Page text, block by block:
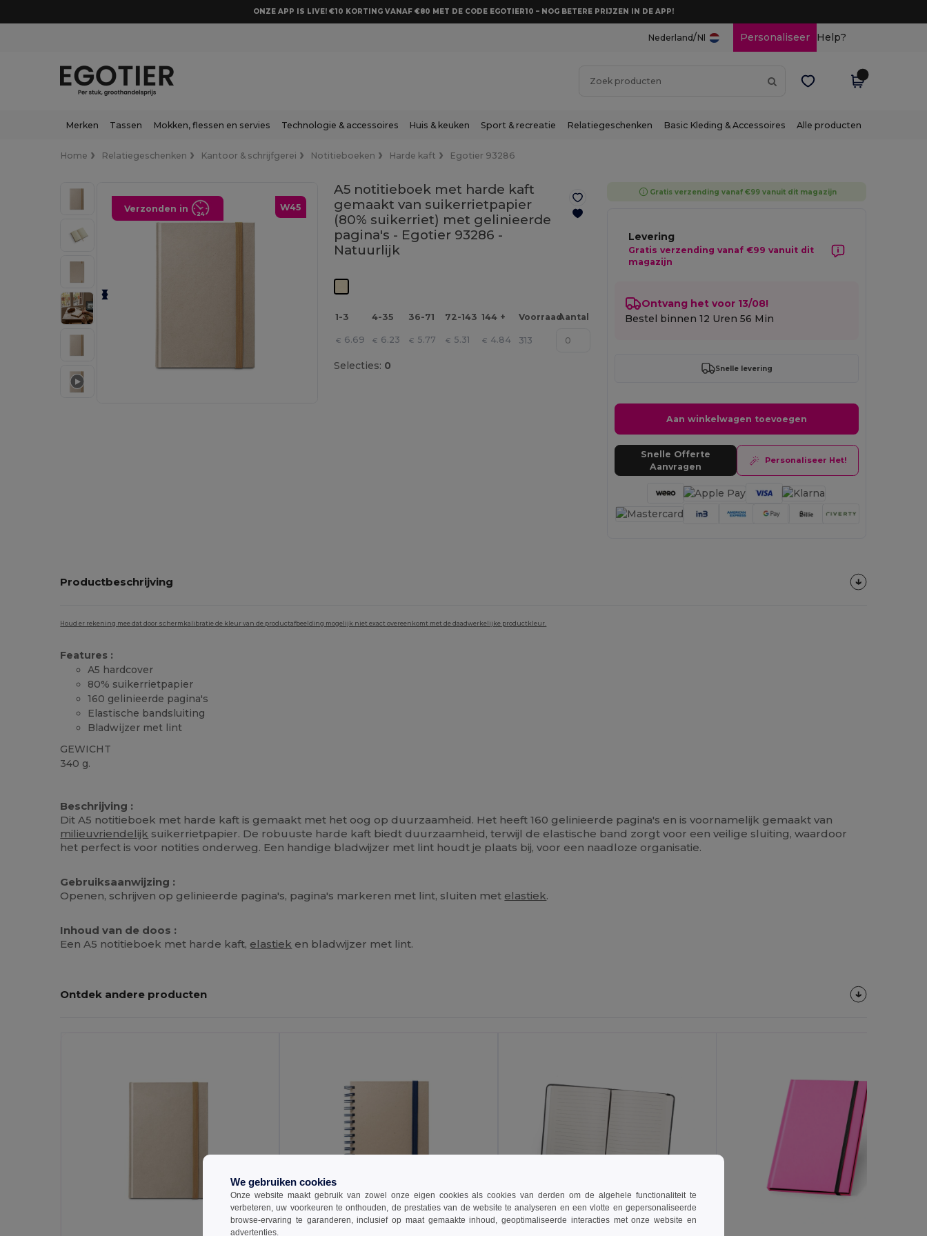
ONZE APP IS LIVE! €10 KORTING VANAF €80 MET DE CODE EGOTIER10 – NOG BETERE PRIJZEN IN DE APP!
Nederland/Nl Personaliseer Help?
Merken Tassen Mokken, flessen en servies Technologie & accessoires Huis & keuken Sport & recreatie Relatiegeschenken Basic Kleding & Accessoires Alle producten
Home Relatiegeschenken Kantoor & schrijfgerei Notitieboeken Harde kaft Egotier 93286
W45
Verzonden in
A5 notitieboek met harde kaft
gemaakt van suikerrietpapier
(80% suikerriet) met gelinieerde
pagina's - Egotier 93286 -
Natuurlijk
1-3 4-35 36-71 72-143 144 + VoorraadAantal
€ 6.69 € 6.23 € 5.77 € 5.31 € 4.84 313
Selecties: 0
Gratis verzending vanaf €99 vanuit dit magazijn
Levering
Gratis verzending vanaf €99 vanuit dit
magazijn
Ontvang het voor 13/08!
Bestel binnen12 Uren 56 Min
Snelle levering
Aan winkelwagen toevoegen
Snelle Offerte
Aanvragen
Personaliseer Het!
Productbeschrijving
Houd er rekening mee dat door schermkalibratie de kleur van de productafbeelding mogelijk niet exact overeenkomt met de daadwerkelijke productkleur.
Features :
A5 hardcover
80% suikerrietpapier
160 gelinieerde pagina's
Elastische bandsluiting
Bladwijzer met lint
GEWICHT
340 g.
Beschrijving :
Dit A5 notitieboek met harde kaft is gemaakt met het oog op duurzaamheid. Het heeft 160 gelinieerde pagina's en is voornamelijk gemaakt van
milieuvriendelijk suikerrietpapier. De robuuste harde kaft biedt duurzaamheid, terwijl de elastische band zorgt voor een veilige sluiting, waardoor
het perfect is voor notities onderweg. Een handige bladwijzer met lint houdt je plaats bij, voor een naadloze organisatie.
Gebruiksaanwijzing :
Openen, schrijven op gelinieerde pagina's, pagina's markeren met lint, sluiten met elastiek.
Inhoud van de doos :
Een A5 notitieboek met harde kaft, elastiek en bladwijzer met lint.
Ontdek andere producten
Personaliseer
We gebruiken cookies
Onze website maakt gebruik van zowel onze eigen cookies als cookies van derden om de algehele functionaliteit te
verbeteren, uw voorkeuren te onthouden, de prestaties van de website te analyseren en een vlotte en gepersonaliseerde
browse-ervaring te garanderen, inclusief op maat gemaakte inhoud, geoptimaliseerde interacties met onze website en
advertenties.